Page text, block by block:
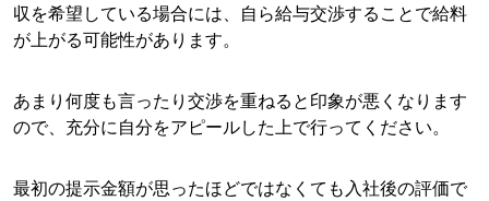
収を希望している場合には、自ら給与交渉することで給料
が上がる可能性があります。
あまり何度も言ったり交渉を重ねると印象が悪くなります
ので、充分に自分をアピールした上で行ってください。
最初の提示金額が思ったほどではなくても入社後の評価で